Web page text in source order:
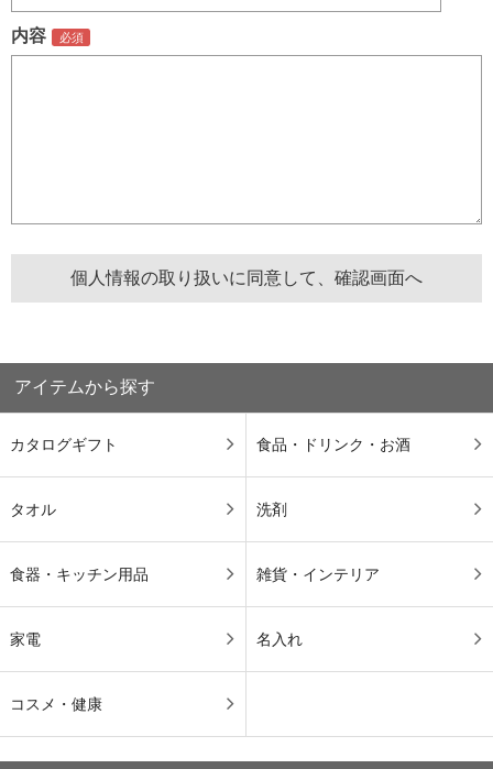
内容
アイテムから探す
カタログギフト 食品・ドリンク・お酒
タオル 洗剤
食器・キッチン用品 雑貨・インテリア
家電 名入れ
コスメ・健康